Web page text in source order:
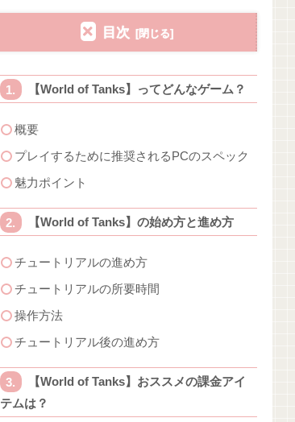
目次
【World of Tanks】ってどんなゲーム？
概要
プレイするために推奨されるPCのスペック
魅力ポイント
【World of Tanks】の始め方と進め方
チュートリアルの進め方
チュートリアルの所要時間
操作方法
チュートリアル後の進め方
【World of Tanks】おススメの課金アイ
テムは？